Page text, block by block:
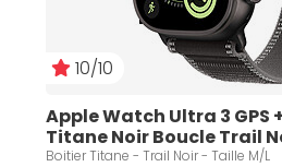
10/10
Apple Watch Ultra 3 GPS
Titane Noir Boucle Trail
Boitier Titane - Trail Noir - Taille M/L